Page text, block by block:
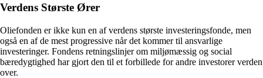
Verdens Største Ører
Oliefonden er ikke kun en af verdens største investeringsfonde, men
også en af de mest progressive når det kommer til ansvarlige
investeringer. Fondens retningslinjer om miljømæssig og social
bæredygtighed har gjort den til et forbillede for andre investorer verden
over.